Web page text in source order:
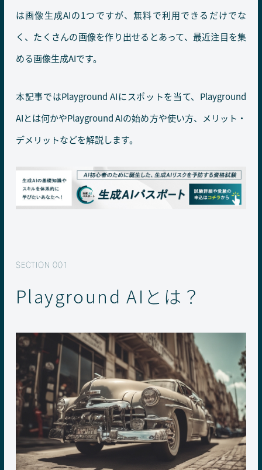
は画像生成AIの1つですが、無料で利用できるだけでな
く、たくさんの画像を作り出せるとあって、最近注目を集
める画像生成AIです。
本記事ではPlayground AIにスポットを当て、Playground
AIとは何かやPlayground AIの始め方や使い方、メリット・
デメリットなどを解説します。
Playground AIとは？